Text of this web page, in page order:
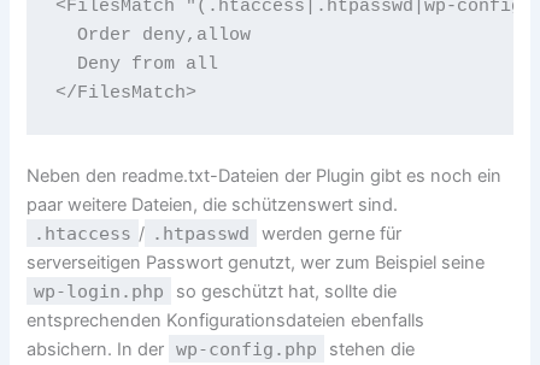
<FilesMatch "(.htaccess|.htpasswd|wp-
  Order deny,allow
  Deny from all
Neben den readme.txt-Dateien der Plugin gibt es noch ein
paar weitere Dateien, die schützenswert sind.
.htaccess / .htpasswd
werden gerne für
serverseitigen Passwort genutzt, wer zum Beispiel seine
wp-login.php
so geschützt hat, sollte die
entsprechenden Konfigurationsdateien ebenfalls
absichern. In der
wp-config.php
stehen die